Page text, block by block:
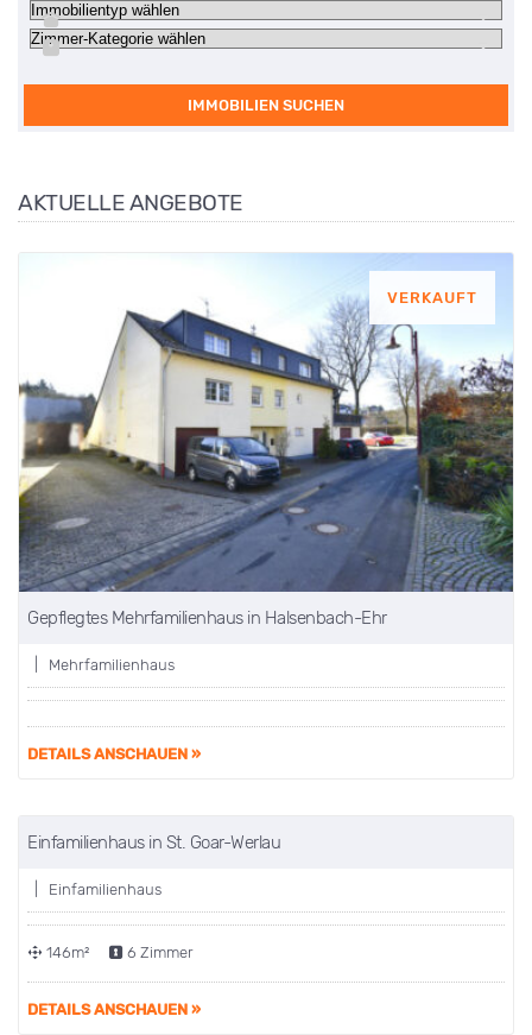
IMMOBILIEN SUCHEN
AKTUELLE ANGEBOTE
VERKAUFT
Gepflegtes Mehrfamilienhaus in Halsenbach-Ehr
| Mehrfamilienhaus
DETAILS ANSCHAUEN »
Einfamilienhaus in St. Goar-Werlau
| Einfamilienhaus
146m² 6 Zimmer
DETAILS ANSCHAUEN »